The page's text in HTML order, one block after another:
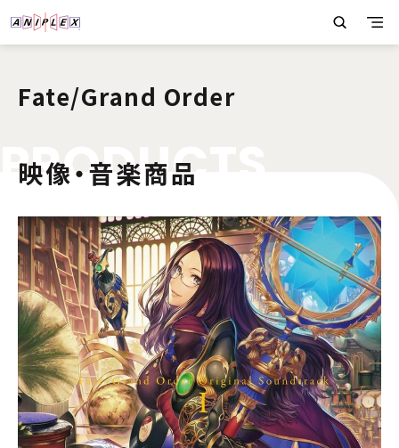
Fate/Grand Order
PRODUC
映像・音楽商品